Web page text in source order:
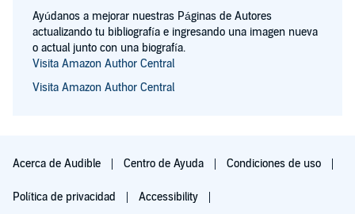
Ayúdanos a mejorar nuestras Páginas de Autores
actualizando tu bibliografía e ingresando una imagen nueva
o actual junto con una biografía.
Visita Amazon Author Central
Visita Amazon Author Central
Acerca de Audible Centro de Ayuda Condiciones de uso
Política de privacidad Accessibility